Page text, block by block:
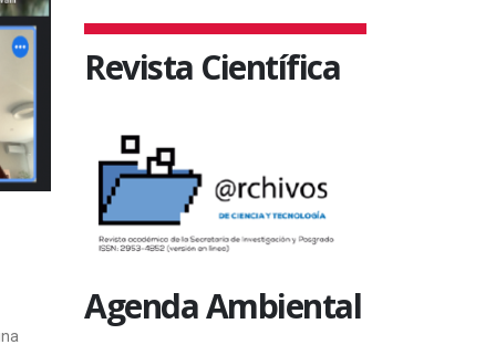
Revista Científica
Agenda Ambiental